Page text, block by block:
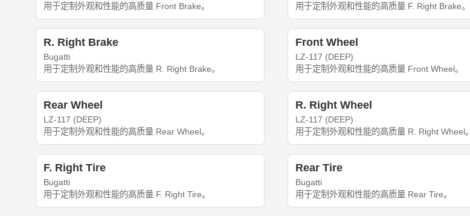
用于定制外观和性能的高质量 Front Brake。
用于定制外观和性能的高质量 F. Right Brake。
R. Right Brake
Bugatti
用于定制外观和性能的高质量 R. Right Brake。
Front Wheel
LZ-117 (DEEP)
用于定制外观和性能的高质量 Front Wheel。
Rear Wheel
LZ-117 (DEEP)
用于定制外观和性能的高质量 Rear Wheel。
R. Right Wheel
LZ-117 (DEEP)
用于定制外观和性能的高质量 R. Right Wheel。
F. Right Tire
Bugatti
用于定制外观和性能的高质量 F. Right Tire。
Rear Tire
Bugatti
用于定制外观和性能的高质量 Rear Tire。